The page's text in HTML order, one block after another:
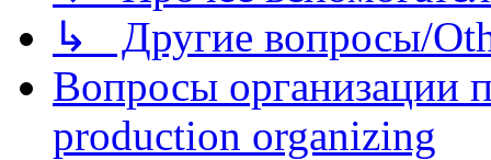
↳ Другие вопросы/
Вопросы организации
production organizing